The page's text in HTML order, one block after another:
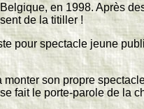
en 1998. Après
de la titiller !
pour spectacle jeune
son propre
fait le porte-parole de la